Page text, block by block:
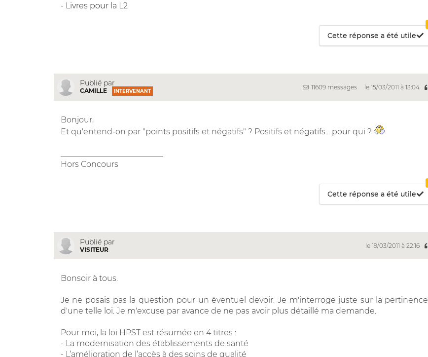
- Livres pour la L2
Cette réponse a été utile
Publié par
CAMILLE INTERVENANT
11609 messages le 15/03/2011 à 13:04
Bonjour,
Et qu'entend-on par "points positifs et négatifs" ? Positifs et négatifs... pour qui ?
Hors Concours
Cette réponse a été utile
Publié par
VISITEUR
le 19/03/2011 à 22:16
Bonsoir à tous.
Je ne posais pas la question pour un éventuel devoir. Je m'interroge juste sur la pertinence
d'une telle loi. Je m'excuse par avance de ne pas avoir plus détaillé ma demande.
Pour moi, la loi HPST est résumée en 4 titres :
- La modernisation des établissements de santé
- L’amélioration de l’accès à des soins de qualité